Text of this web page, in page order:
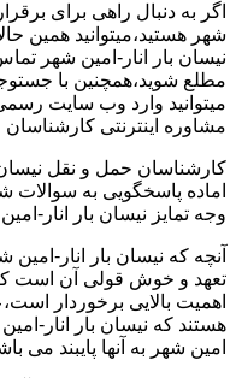
اگر به دنبال راهی برای
شهر هستید،میتوانید همین
نیسان بار انار-امین شهر
مطلع شوید،همچنین با
میتوانید وارد وب سایت
مشاوره اینترنتی
کارشناسان حمل و نقل
اماده پاسخگویی به سوالات
وجه تمایز نیسان بار انار-
آنچه که نیسان بار انار-امین
تعهد و خوش قولی آن است که
اهمیت بالایی برخوردار
هستند که نیسان بار انار-
امین شهر به آنها پایبند می